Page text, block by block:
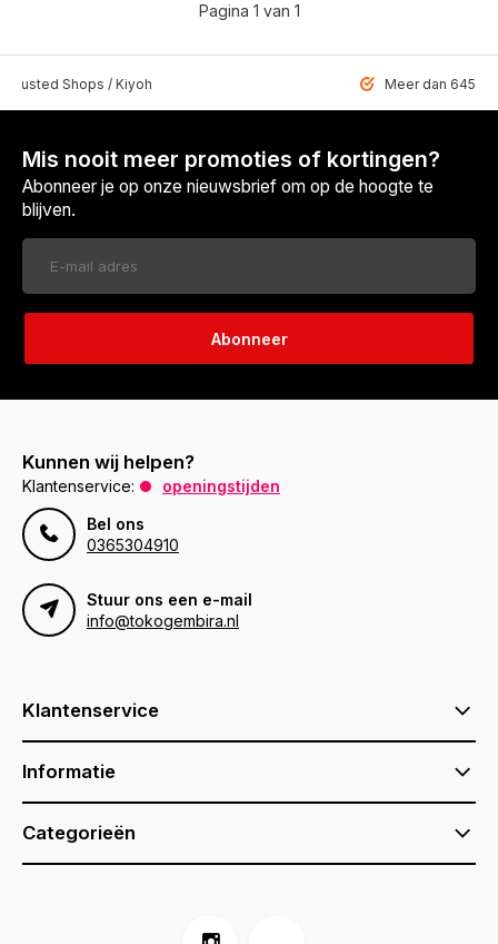
Pagina 1 van 1
Shops / Kiyoh Meer dan 6459
Mis nooit meer promoties of kortingen?
Abonneer je op onze nieuwsbrief om op de hoogte te
blijven.
Abonneer
Kunnen wij helpen?
Klantenservice:
openingstijden
Bel ons
0365304910
Stuur ons een e-mail
info@tokogembira.nl
Klantenservice
Informatie
Categorieën